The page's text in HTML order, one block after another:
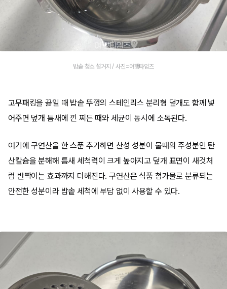
밥솥 청소 설거지 / 사진=여행타임즈
고무패킹을 끓일 때 밥솥 뚜껑의 스테인리스 분리형 덮개도 함께 넣
어주면 덮개 틈새에 낀 찌든 때와 세균이 동시에 소독된다.
여기에 구연산을 한 스푼 추가하면 산성 성분이 물때의 주성분인 탄
산칼슘을 분해해 틈새 세척력이 크게 높아지고 덮개 표면이 새것처
럼 반짝이는 효과까지 더해진다. 구연산은 식품 첨가물로 분류되는
안전한 성분이라 밥솥 세척에 부담 없이 사용할 수 있다.